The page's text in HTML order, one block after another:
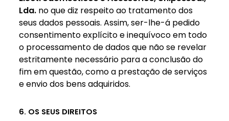
Lda. no que diz respeito ao tratamento dos
seus dados pessoais. Assim, ser-lhe-á pedido
consentimento explícito e inequívoco em todo
o processamento de dados que não se revelar
estritamente necessário para a conclusão do
fim em questão, como a prestação de serviços
e envio dos bens adquiridos.
6. OS SEUS DIREITOS